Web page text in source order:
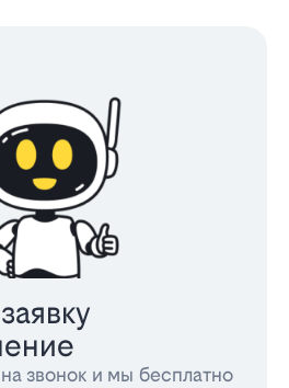
звонок и мы бесплатно